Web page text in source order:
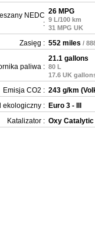
NEDC
:
26 MPG
9 L/100 km
31 MPG UK
Zasięg : 552 miles /
paliwa :
21.1 gallons
80 L
17.6 UK
Emisja CO2 : 243 g/km
ekologiczny : Euro 3 - III
Katalizator : Oxy